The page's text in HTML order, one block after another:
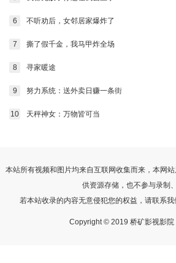
6 不听劝后，女邻居家爆炸了
7 撕了假千金，我马甲炸全场
8 寻家暖途
9 努力系统：送外卖日赚一条街
10 天秤神女：万物皆可当
本站所有视频和图片均来自互联网收集而来，本网
供资源存储，也不参与录制
若本站收录的内容无意侵犯您的权益，请联系我
Copyright © 2019 桥矿影视影院